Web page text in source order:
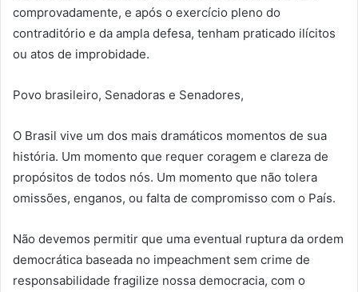
comprovadamente, e após o exercício pleno do
contraditório e da ampla defesa, tenham praticado ilícitos
ou atos de improbidade.
Povo brasileiro, Senadoras e Senadores,
O Brasil vive um dos mais dramáticos momentos de sua
história. Um momento que requer coragem e clareza de
propósitos de todos nós. Um momento que não tolera
omissões, enganos, ou falta de compromisso com o País.
Não devemos permitir que uma eventual ruptura da ordem
democrática baseada no impeachment sem crime de
responsabilidade fragilize nossa democracia, com o